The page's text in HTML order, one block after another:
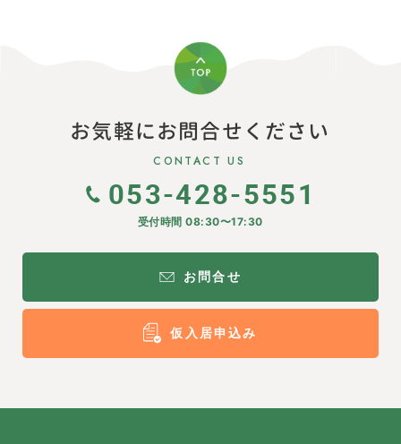
お気軽にお問合せください
CONTACT US
053-428-5551
受付時間 08:30〜17:30
お問合せ
仮入居申込み